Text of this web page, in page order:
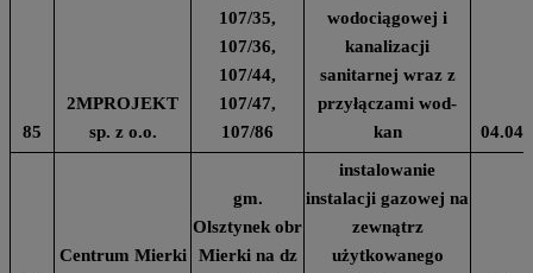
85
2MPROJEKT
sp. z o.o.
107/35,
107/36,
107/44,
107/47,
107/86
wodociągowej i
kanalizacji
sanitarnej wraz z
przyłączami wod-
kan
Centrum Mierki
gm.
Olsztynek obr
Mierki na dz
instalowanie
instalacji gazowej na
zewnątrz
użytkowanego